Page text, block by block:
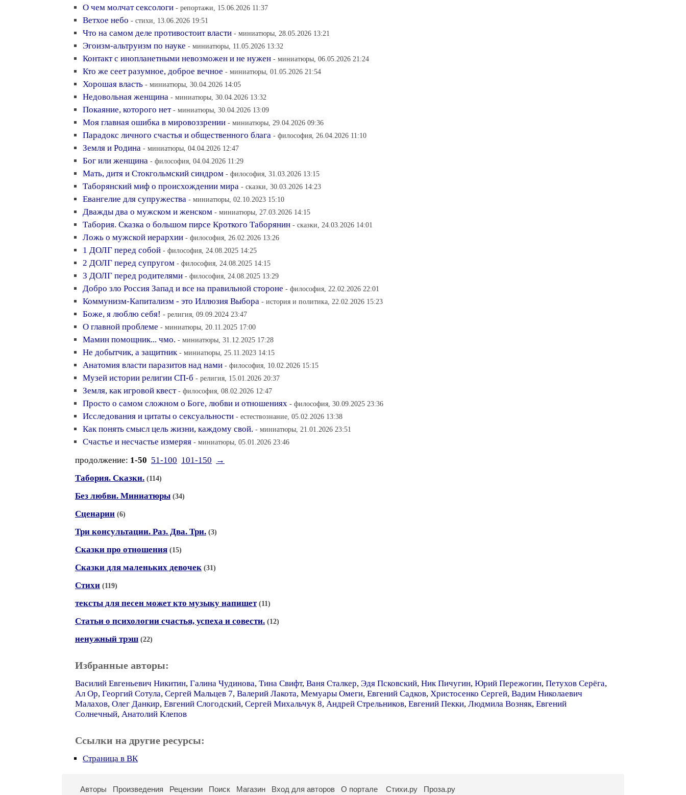
О чем молчат сексологи - репортажи, 15.06.2026 11:37
Ветхое небо - стихи, 13.06.2026 19:51
Что на самом деле противостоит власти - миниатюры, 28.05.2026 13:21
Эгоизм-альтруизм по науке - миниатюры, 11.05.2026 13:32
Контакт с инопланетными невозможен и не нужен - миниатюры, 06.05.2026 21:24
Кто же сеет разумное, доброе вечное - миниатюры, 01.05.2026 21:54
Хорошая власть - миниатюры, 30.04.2026 14:05
Недовольная женщина - миниатюры, 30.04.2026 13:32
Покаяние, которого нет - миниатюры, 30.04.2026 13:09
Моя главная ошибка в мировоззрении - миниатюры, 29.04.2026 09:36
Парадокс личного счастья и общественного блага - философия, 26.04.2026 11:10
Земля и Родина - миниатюры, 04.04.2026 12:47
Бог или женщина - философия, 04.04.2026 11:29
Мать, дитя и Стокгольмский синдром - философия, 31.03.2026 13:15
Таборянский миф о происхождении мира - сказки, 30.03.2026 14:23
Евангелие для супружества - миниатюры, 02.10.2023 15:10
Дважды два о мужском и женском - миниатюры, 27.03.2026 14:15
Табория. Сказка о большом пирсе Кроткого Таборянин - сказки, 24.03.2026 14:01
Ложь о мужской иерархии - философия, 26.02.2026 13:26
1 ДОЛГ перед собой - философия, 24.08.2025 14:25
2 ДОЛГ перед супругом - философия, 24.08.2025 14:15
3 ДОЛГ перед родителями - философия, 24.08.2025 13:29
Добро зло Россия Запад и все на правильной стороне - философия, 22.02.2026 22:01
Коммунизм-Капитализм - это Иллюзия Выбора - история и политика, 22.02.2026 15:23
Боже, я люблю себя! - религия, 09.09.2024 23:47
О главной проблеме - миниатюры, 20.11.2025 17:00
Мамин помощник... чмо. - миниатюры, 31.12.2025 17:28
Не добытчик, а защитник - миниатюры, 25.11.2023 14:15
Анатомия власти паразитов над нами - философия, 10.02.2026 15:15
Музей истории религии СП-б - религия, 15.01.2026 20:37
Земля, как игровой квест - философия, 08.02.2026 12:47
Просто о самом сложном о Боге, любви и отношениях - философия, 30.09.2025 23:36
Исследования и цитаты о сексуальности - естествознание, 05.02.2026 13:38
Как понять смысл цель жизни, каждому свой. - миниатюры, 21.01.2026 23:51
Счастье и несчастье измеряя - миниатюры, 05.01.2026 23:46
продолжение: 1-50 51-100 101-150
→
Табория. Сказки. (114)
Без любви. Миниатюры (34)
Сценарии (6)
Три консультации. Раз. Два. Три. (3)
Сказки про отношения (15)
Сказки для маленьких девочек (31)
Стихи (119)
тексты для песен может кто музыку напишет (11)
Статьи о психологии счастья, успеха и совести. (12)
ненужный трэш (22)
Избранные авторы:
Василий Евгеньевич Никитин, Галина Чудинова, Тина Свифт, Ваня Сталкер, Эдя Псковский, Ник Пичугин, Юрий Пережогин, Петухов Серёга,
Ал Ор, Георгий Сотула, Сергей Мальцев 7, Валерий Лакота, Мемуары Омеги, Евгений Садков, Христосенко Сергей, Вадим Николаевич
Малахов, Олег Данкир, Евгений Слогодский, Сергей Михальчук 8, Андрей Стрельников, Евгений Пекки, Людмила Возняк, Евгений
Солнечный, Анатолий Клепов
Ссылки на другие ресурсы:
Страница в ВК
Авторы Произведения Рецензии Поиск Магазин Вход для авторов О портале Стихи.ру Проза.ру